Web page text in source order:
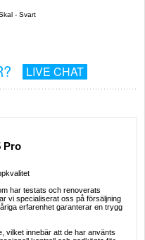
- Svart
LIVE CHAT
Pro
har testats och renoverats
vi specialiserat oss på försäljning
erfarenhet garanterar en trygg
vilket innebär att de har använts